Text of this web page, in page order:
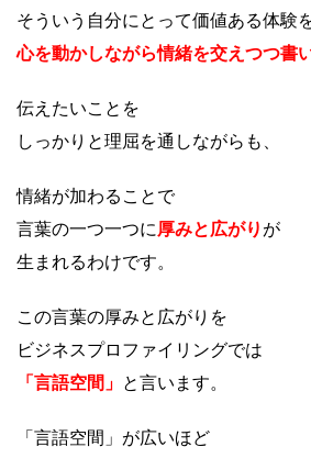
そういう自分にとって価値ある体験
心を動かしながら情緒を交えつつ書
伝えたいことを
しっかりと理屈を通しながらも、
情緒が加わることで
言葉の一つ一つに厚みと広がり が
生まれるわけです。
この言葉の厚みと広がりを
ビジネスプロファイリングでは
「言語空間」 と言います。
「言語空間」が広いほど